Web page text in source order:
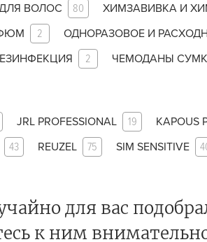
Средства для бровей и
ресниц
Одеколоны и парфюм
фартуки и одежда
Стерилизация и
дезинфекция
ВОЛОС 80 ХИМЗАВИВКА И
2 ОДНОРАЗОВОЕ И
2 ЧЕМОДАНЫ
JRL PROFESSIONAL 19 KAPOUS
43 REUZEL 75 SIM SENSITIVE
для вас
к ним